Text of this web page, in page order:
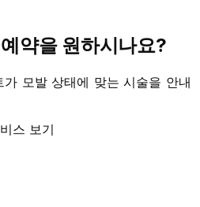
약을 원하시나요?
모발 상태에 맞는 시술을 안내
스 보기